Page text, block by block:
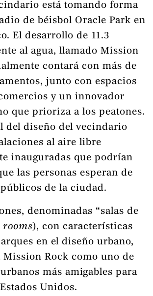
está tomando forma
de béisbol Oracle Park en
El desarrollo de 11.3
al agua, llamado Mission
contará con más de
junto con espacios
y un innovador
que prioriza a los peatones.
del diseño del vecindario
al aire libre
inauguradas que podrían
las personas esperan de
de la ciudad.
denominadas “salas de
rooms), con características
en el diseño urbano,
Mission Rock como uno de
más amigables para
Unidos.